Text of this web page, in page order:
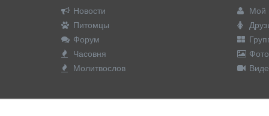
Новости
Питомцы
Форум
Часовня
Молитвослов
Мой
Фото